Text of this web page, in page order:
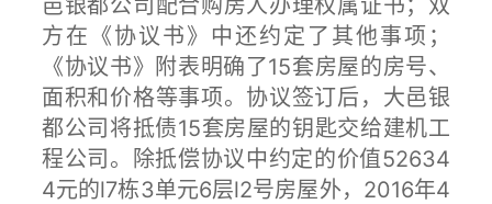
邑银都公司配合购房人办理权属证书；双
方在《协议书》中还约定了其他事项；
《协议书》附表明确了15套房屋的房号、
面积和价格等事项。协议签订后，大邑银
都公司将抵债15套房屋的钥匙交给建机工
程公司。除抵偿协议中约定的价值52634
4元的l7栋3单元6层l2号房屋外，2016年4